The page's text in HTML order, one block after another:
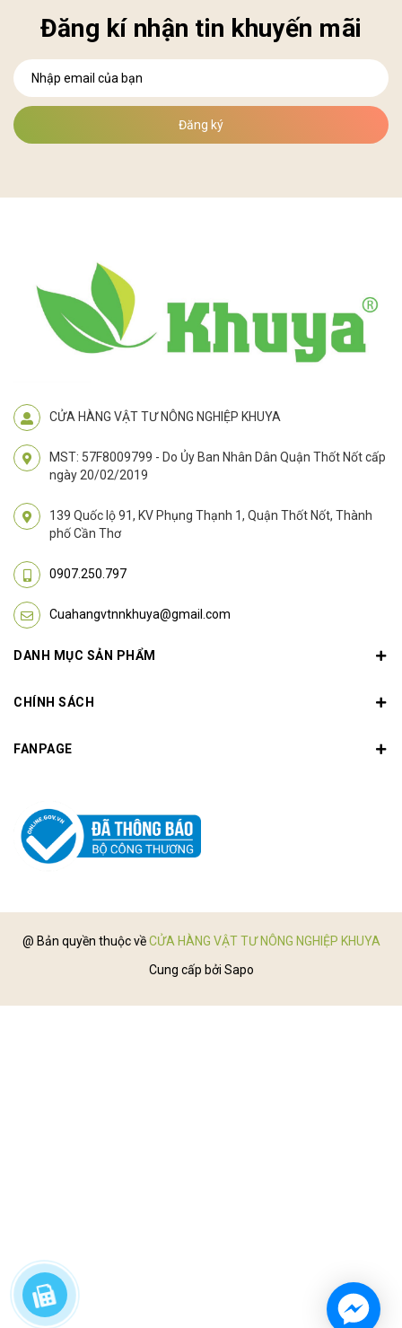
Đăng kí nhận tin khuyến mãi
Đăng ký
CỬA HÀNG VẬT TƯ NÔNG NGHIỆP KHUYA
MST: 57F8009799 - Do Ủy Ban Nhân Dân Quận Thốt Nốt cấp
ngày 20/02/2019
139 Quốc lộ 91, KV Phụng Thạnh 1, Quận Thốt Nốt, Thành
phố Cần Thơ
0907.250.797
Cuahangvtnnkhuya@gmail.com
DANH MỤC SẢN PHẨM
CHÍNH SÁCH
FANPAGE
@ Bản quyền thuộc vềCỬA HÀNG VẬT TƯ NÔNG NGHIỆP KHUYA
Cung cấp bởi Sapo